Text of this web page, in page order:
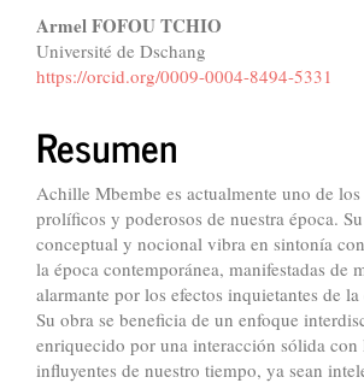
Contenido
principal
del
artículo
Armel FOFOU TCHIO
Université de Dschang
https://orcid.org/0009-0004-8494-5331
Resumen
Achille Mbembe es actualmente uno de
prolíficos y poderosos de nuestra época.
conceptual y nocional vibra en sintonía
la época contemporánea, manifestadas de
alarmante por los efectos inquietantes de
Su obra se beneficia de un enfoque
enriquecido por una interacción sólida con
influyentes de nuestro tiempo, ya sean